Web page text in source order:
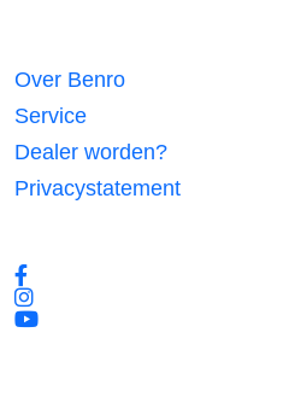
Over Benro
Service
Dealer worden?
Privacystatement